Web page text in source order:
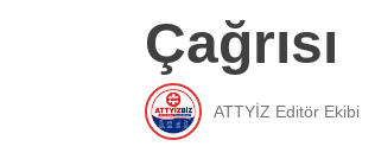
Çağrısı
ATTYİZ Editör Ekibi